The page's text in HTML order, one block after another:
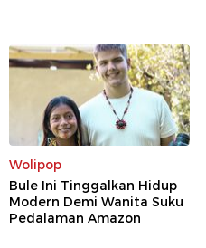
Wolipop
Bule Ini Tinggalkan Hidup
Modern Demi Wanita Suku
Pedalaman Amazon